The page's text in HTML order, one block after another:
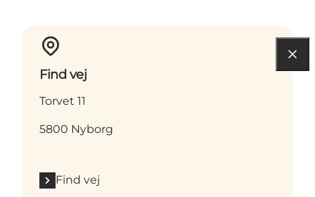
Find vej
Torvet 11
5800 Nyborg
Find vej